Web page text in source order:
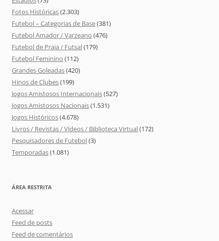
Fotos Históricas(2.303)
Futebol – Categorias de Base(381)
Futebol Amador / Varzeano (476)
Futebol de Praia / Futsal(179)
Futebol Feminino (112)
Grandes Goleadas(420)
Hinos de Clubes(199)
Jogos Amistosos Internacionais(527)
Jogos Amistosos Nacionais(1.531)
Jogos Históricos(4.678)
Livros / Revistas / Vídeos / Biblioteca Virtual(172)
Pesquisadores de Futebol(3)
Temporadas(1.081)
ÁREA RESTRITA
Acessar
Feed de posts
Feed de comentários